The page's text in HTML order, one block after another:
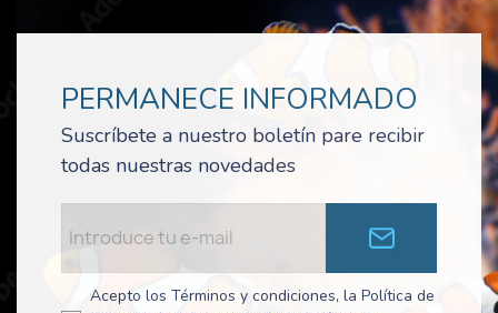
PERMANECE INFORMADO
Suscríbete a nuestro boletín pare recibir
todas nuestras novedades
Acepto los Términos y condiciones, la Política de